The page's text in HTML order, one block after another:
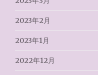
2023年2月
2023年1月
2022年12月